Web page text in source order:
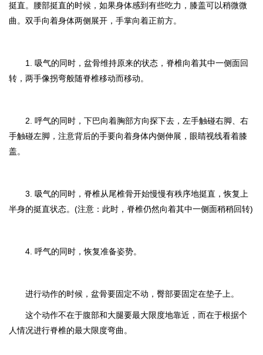
挺直。腰部挺直的时候，如果身体感到有些吃力，膝盖可以稍微微
曲。双手向着身体两侧展开，手掌向着正前方。
1. 吸气的同时，盆骨维持原来的状态，脊椎向着其中一侧面回
转，两手像拐弯般随脊椎移动而移动。
2. 呼气的同时，下巴向着胸部方向探下去，左手触碰右脚、右
手触碰左脚，注意背后的手要向着身体内侧伸展，眼睛视线看着膝
盖。
3. 吸气的同时，脊椎从尾椎骨开始慢慢有秩序地挺直，恢复上
半身的挺直状态。(注意：此时，脊椎仍然向着其中一侧面稍稍回转)
4. 呼气的同时，恢复准备姿势。
进行动作的时候，盆骨要固定不动，臀部要固定在垫子上。
这个动作不在于腹部和大腿要最大限度地靠近，而在于根据个
人情况进行脊椎的最大限度弯曲。